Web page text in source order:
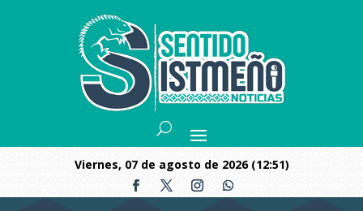
viernes, 07 de agosto de 2026 (12:51)